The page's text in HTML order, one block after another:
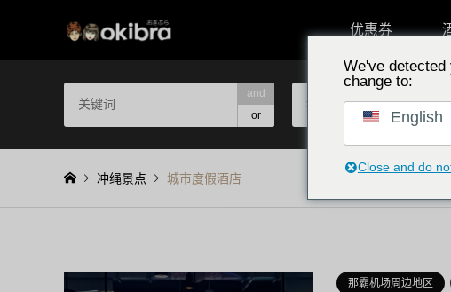
优惠券
and
or
按区域选择
冲绳景点 城市度假酒店
那霸机场周边地区
We've detected
change to:
English
Close and do